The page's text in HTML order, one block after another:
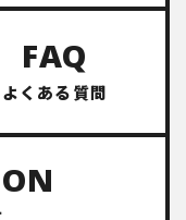
FAQ
よくある質問